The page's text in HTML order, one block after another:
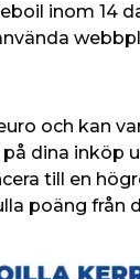
inom
och kan
dina
till en
poäng